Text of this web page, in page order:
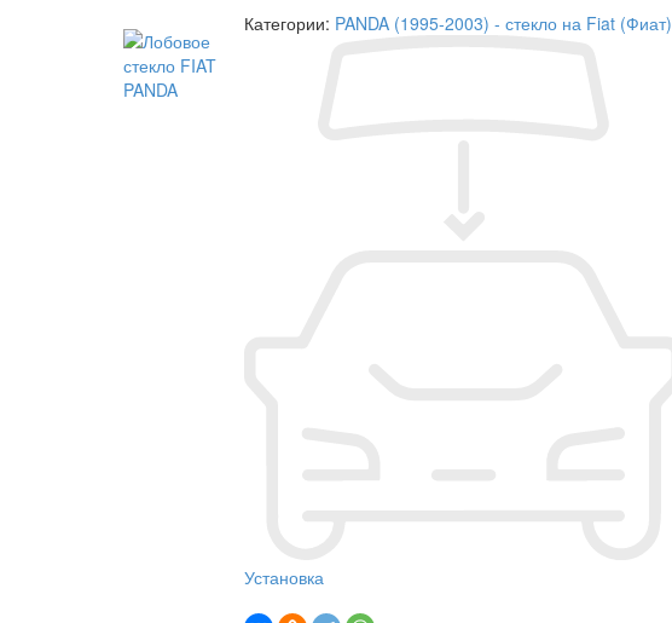
Категории: PANDA (1995-2003) - стекло на Fiat (Фиат)
Установка